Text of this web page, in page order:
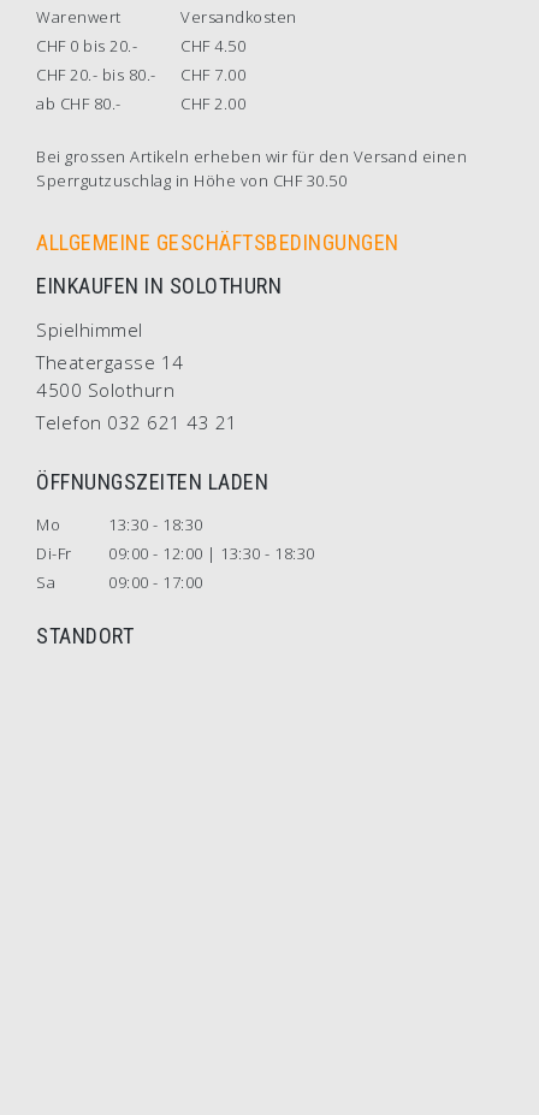
Warenwert
Versandkosten
CHF 0 bis 20.-
CHF 4.50
CHF 20.- bis 80.-
CHF 7.00
ab CHF 80.-
CHF 2.00
Bei grossen Artikeln erheben wir für den Versand einen
Sperrgutzuschlag in Höhe von CHF 30.50
ALLGEMEINE GESCHÄFTSBEDINGUNGEN
EINKAUFEN IN SOLOTHURN
Spielhimmel
Theatergasse 14
4500 Solothurn
Telefon 032 621 43 21
ÖFFNUNGSZEITEN LADEN
Mo
13:30 - 18:30
Di-Fr
09:00 - 12:00 | 13:30 - 18:30
Sa
09:00 - 17:00
STANDORT